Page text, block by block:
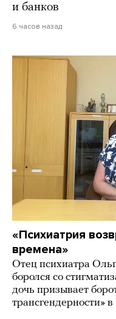
и банков
6 часов назад
«Психиатрия
времена»
Отец психиатра
боролся со
дочь призывает
трансгендерности» в